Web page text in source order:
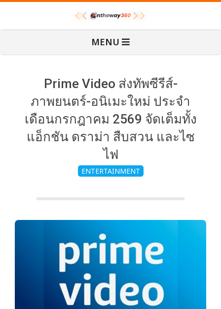
content
O
n
a
MENU
Prime Video ส่งทัพซีรีส์-
ภาพยนตร์-อนิเมะใหม่ ประจำ
เดือนกรกฎาคม 2569 จัดเต็มทั้ง
แอ็กชัน ดราม่า สืบสวน และไซ
ไฟ
ENTERTAINMENT